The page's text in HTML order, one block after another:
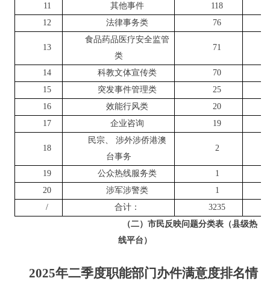
11
其他事件
118
12
法律事务类 76
13
食品药品医疗安全监管
类
71
14 科教文体宣传类
70
15
突发事件管理类
25
16
效能行风类
20
17
企业咨询 19
18
民宗、 涉外涉侨港澳
台事务
2
19 公众热线服务类
1
20
涉军涉警类
1
/
合计：
3235
（二）市民反映问题分类表（县级热
线平台）
2025年二季度职能部门办件满意度排名情